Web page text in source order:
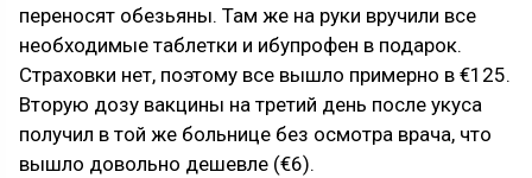
переносят обезьяны. Там же на руки вручили все
необходимые таблетки и ибупрофен в подарок.
Страховки нет, поэтому все вышло примерно в €125.
Вторую дозу вакцины на третий день после укуса
получил в той же больнице без осмотра врача, что
вышло довольно дешевле (€6).